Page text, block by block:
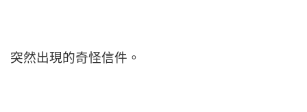
突然出現的奇怪信件。